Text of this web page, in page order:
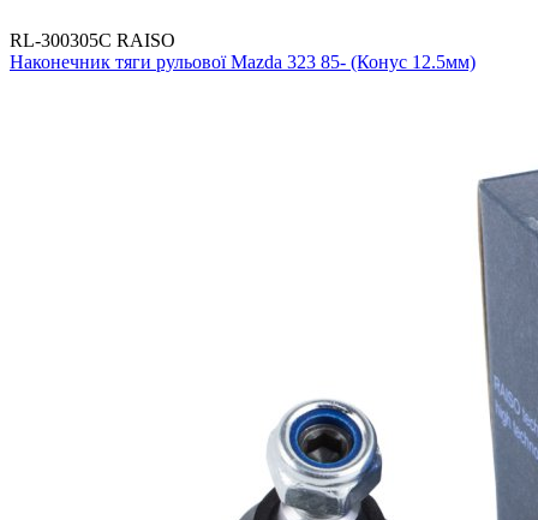
RL-300305C RAISO
Наконечник тяги рульової Mazda 323 85- (Конус 12.5мм)